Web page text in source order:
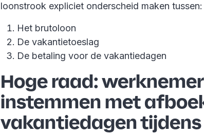
loonstrook expliciet onderscheid maken tussen:
Het brutoloon
De vakantietoeslag
De betaling voor de vakantiedagen
Hoge raad:
instemmen met
vakantiedagen